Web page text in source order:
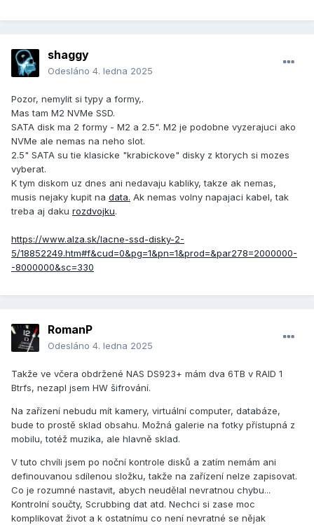
shaggy
Odesláno 4. ledna 2025
Pozor, nemylit si typy a formy,.
Mas tam M2 NVMe SSD.
SATA disk ma 2 formy - M2 a 2.5". M2 je podobne vyzerajuci ako
NVMe ale nemas na neho slot.
2.5" SATA su tie klasicke "krabickove" disky z ktorych si mozes
vyberat.
K tym diskom uz dnes ani nedavaju kabliky, takze ak nemas,
musis nejaky kupit na data. Ak nemas volny napajaci kabel, tak
treba aj daku rozdvojku.
https://www.alza.sk/lacne-ssd-disky-2-
5/18852249.htm#f&cud=0&pg=1&pn=1&prod=&par278=2000000-
-8000000&sc=330
RomanP
Odesláno 4. ledna 2025
Takže ve včera obdržené NAS DS923+ mám dva 6TB v RAID 1
Btrfs, nezapl jsem HW šifrování.
Na zařízení nebudu mít kamery, virtuální computer, databáze,
bude to prostě sklad obsahu. Možná galerie na fotky přístupná z
mobilu, totéž muzika, ale hlavně sklad.
V tuto chvíli jsem po noční kontrole disků a zatím nemám ani
definouvanou sdílenou složku, takže na zařízení nelze zapisovat.
Co je rozumné nastavit, abych neudělal nevratnou chybu...
Kontrolní součty, Scrubbing dat atd. Nechci si zase moc
komplikovat život a k ostatnímu co není nevratné se nějak